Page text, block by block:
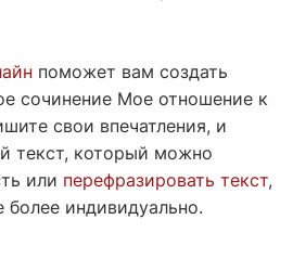
поможет вам создать
сочинение Мое отношение к
свои впечатления, и
текст, который можно
или перефразировать текст,
более индивидуально.